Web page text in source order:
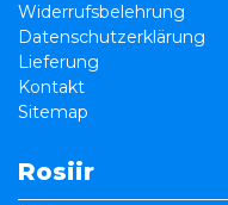
Widerrufsbelehrung
Datenschutzerklärung
Lieferung
Kontakt
Sitemap
Rosiir